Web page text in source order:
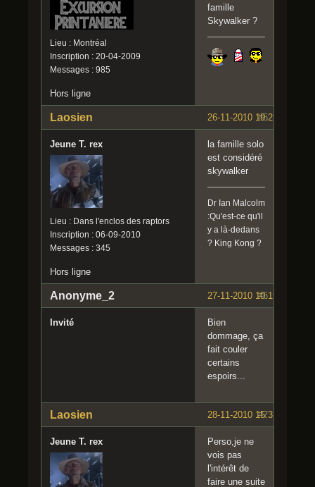
Lieu : Montréal
Inscription : 20-04-2009
Messages : 985
famille
Skywalker ?
Hors ligne
#5
26-11-2010 19:29:27
Laosien
Jeune T. rex
Lieu : Dans l'enclos des raptors
Inscription : 06-09-2010
Messages : 345
la famille solo
est considéré
skywalker
Dr Ian Malcolm
:Qu'est-ce qu'il
y a là-dedans
? King Kong ?
Hors ligne
#6
27-11-2010 10:19:21
Anonyme_2
Invité
Bien
dommage, ça
fait couler
certains
espoirs...
#7
28-11-2010 15:31:44
Laosien
Jeune T. rex
Perso,je ne
vois pas
l'intérêt de
faire une suite